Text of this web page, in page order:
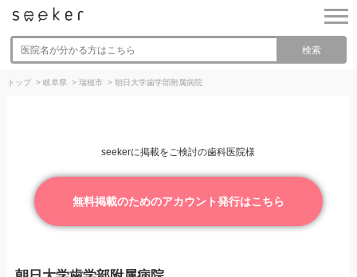
検索
トップ > 岐阜県 > 瑞穂市 > 朝日大学歯学部附属病院
seekerに掲載をご検討の歯科医院様
無料掲載のためのアカウント発行はこちら